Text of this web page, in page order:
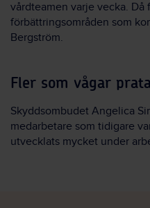
vårdteamen varje vecka.
förbättringsområden som
Bergström.
Fler som vågar
Skyddsombudet Angelica
medarbetare som tidigare
utvecklats mycket under